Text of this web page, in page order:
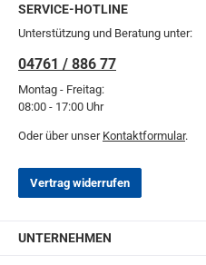
SERVICE-HOTLINE
Unterstützung und Beratung unter:
04761 / 886 77
Montag - Freitag:
08:00 - 17:00 Uhr
Oder über unser Kontaktformular.
Vertrag widerrufen
UNTERNEHMEN